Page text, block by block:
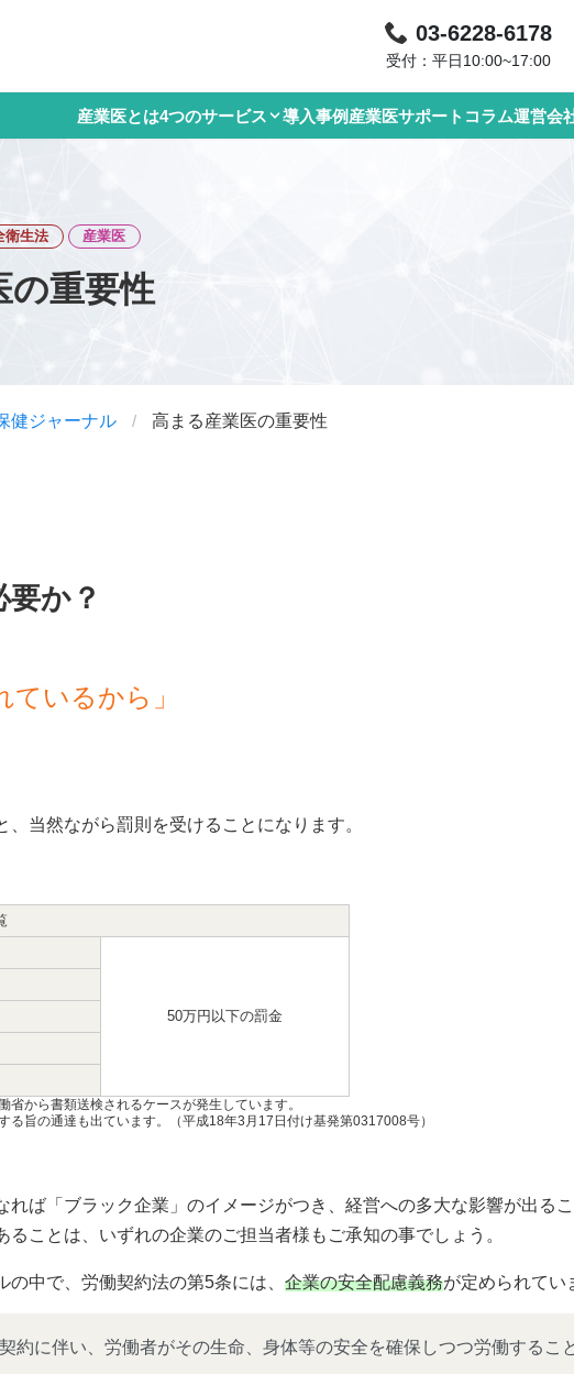
03-6228-6178
受付：平日10:00~17:00
産業医とは4つのサービス 導入事例産業医サポートコラム運営会
衛生法 産業医
の重要性
健ジャーナル / 高まる産業医の重要性
か？
ているから」
当然ながら罰則を受けることになります。
50万円以下の罰金
から書類送検されるケースが発生しています。
る旨の通達も出ています。（平成18年3月17日付け基発第0317008号）
れば「ブラック企業」のイメージがつき、経営への多大な影響が出る
ることは、いずれの企業のご担当者様もご承知の事でしょう。
中で、労働契約法の第5条には、 企業の安全配慮義務が定められてい
約に伴い、労働者がその生命、身体等の安全を確保しつつ労働するこ